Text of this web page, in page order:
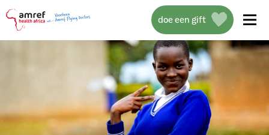
doe een gift
wat we doen